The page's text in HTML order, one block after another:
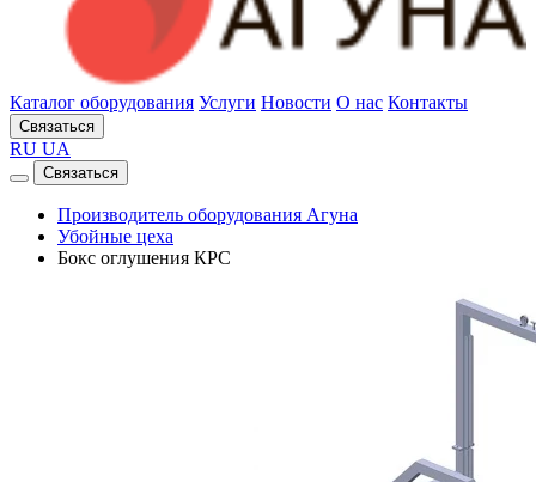
Каталог оборудования Услуги Новости О нас Контакты
Связаться
RU UA
Связаться
Производитель оборудования Агуна
Убойные цеха
Бокс оглушения КРС